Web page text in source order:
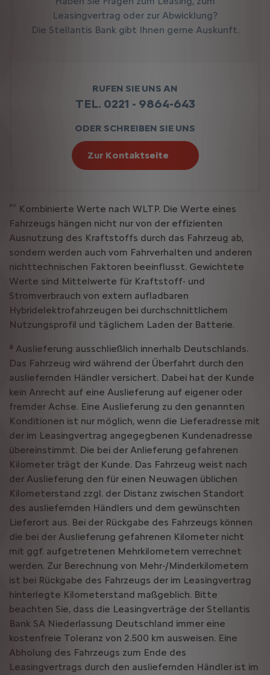
Leasingvertrag oder zur Abwicklung?
Die Stellantis Bank gibt Ihnen gerne Auskunft.
RUFEN SIE UNS AN
TEL. 0221 - 9864-643
ODER SCHREIBEN SIE UNS
Zur Kontaktseite
** Kombinierte Werte nach WLTP. Die Werte eines
Fahrzeugs hängen nicht nur von der effizienten
Ausnutzung des Kraftstoffs durch das Fahrzeug ab,
sondern werden auch vom Fahrverhalten und anderen
nichttechnischen Faktoren beeinflusst. Gewichtete
Werte sind Mittelwerte für Kraftstoff- und
Stromverbrauch von extern aufladbaren
Hybridelektrofahrzeugen bei durchschnittlichem
Nutzungsprofil und täglichem Laden der Batterie.
a Auslieferung ausschließlich innerhalb Deutschlands.
Das Fahrzeug wird während der Überfahrt durch den
ausliefernden Händler versichert. Dabei hat der Kunde
kein Anrecht auf eine Auslieferung auf eigener oder
fremder Achse. Eine Auslieferung zu den genannten
Konditionen ist nur möglich, wenn die Lieferadresse mit
der im Leasingvertrag angegegbenen Kundenadresse
übereinstimmt. Die bei der Anlieferung gefahrenen
Kilometer trägt der Kunde. Das Fahrzeug weist nach
der Auslieferung den für einen Neuwagen üblichen
Kilometerstand zzgl. der Distanz zwischen Standort
des ausliefernden Händlers und dem gewünschten
Lieferort aus. Bei der Rückgabe des Fahrzeugs können
die bei der Auslieferung gefahrenen Kilometer nicht
mit ggf. aufgetretenen Mehrkilometern verrechnet
werden. Zur Berechnung von Mehr-/Minderkilometern
ist bei Rückgabe des Fahrzeugs der im Leasingvertrag
hinterlegte Kilometerstand maßgeblich. Bitte
beachten Sie, dass die Leasingverträge der Stellantis
Bank SA Niederlassung Deutschland immer eine
kostenfreie Toleranz von 2.500 km ausweisen. Eine
Abholung des Fahrzeugs zum Ende des
Leasingvertrags durch den ausliefernden Händler ist im